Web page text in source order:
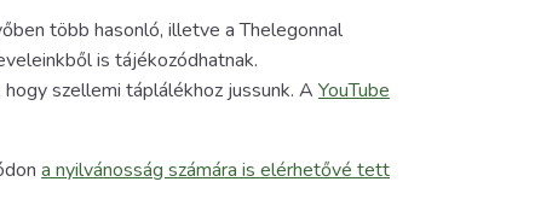
több hasonló, illetve a Thelegonnal
is tájékozódhatnak.
szellemi táplálékhoz jussunk. A YouTube
a nyilvánosság számára is elérhetővé tett